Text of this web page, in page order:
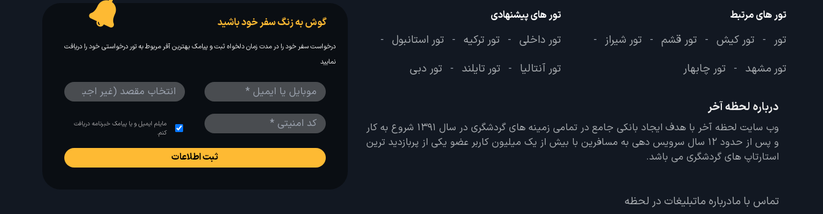
تور های مرتبط
تور - تور کیش - تور قشم - تور شیراز -
تور مشهد - تور چابهار
تور های پیشنهادی
تور داخلی - تور ترکیه - تور استانبول -
تور آنتالیا - تور تایلند - تور دبی
درباره لحظه آخر
وب سایت لحظه آخر با هدف ایجاد بانکی جامع در تمامی زمینه های گردشگری در سال 1391 شروع به کار
و پس از حدود 12 سال سرویس دهی به مسافرین با بیش از یک میلیون کاربر عضو یکی از پربازدید ترین
استارتاپ های گردشگری می باشد.
تماس با مادرباره ماتبلیغات در لحظه
گوش به زنگ سفر خود باشید
درخواست سفر خود را در مدت زمان دلخواه ثبت و پیامک بهترین آفر مربوط به تور درخواستی خود را دریافت
نمایید
مایلم ایمیل و یا پیامک خبرنامه دریافت
کنم.